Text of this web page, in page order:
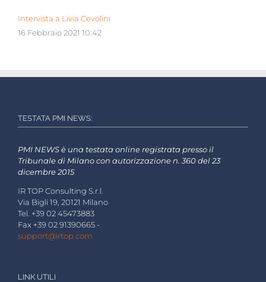
Intervista a Livia Cevolini
16 Febbraio 2021 10:42
TESTATA PMI NEWS:
PMI NEWS è una testata online registrata presso il
Tribunale di Milano con autorizzazione n. 360 del 23
dicembre 2015
IR TOP Consulting S.r.l.
Via Bigli 19, 20121 Milano
Tel. +39 02 45473883
Fax +39 02 91390665 -
support@irtop.com
LINK UTILI